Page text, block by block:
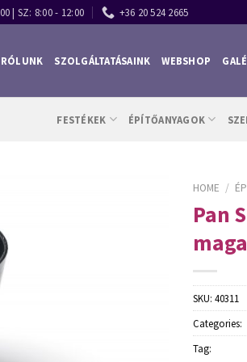
| SZ: 8:00 - 12:00 +36 20 524 2665
RÓLUNK SZOLGÁLTATÁSAINK WEBSHOP
FESTÉKEK ÉPÍTŐANYAGOK
HOME /
Pan
SKU: 40311
Categories:
Tag: